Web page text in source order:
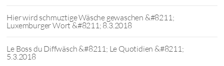
Hier wird schmuztige Wäsche gewaschen &#8211;
Luxemburger Wort &#8211; 8.3.2018
Le Boss du Diffwäsch &#8211; Le Quotidien &#8211;
5.3.2018